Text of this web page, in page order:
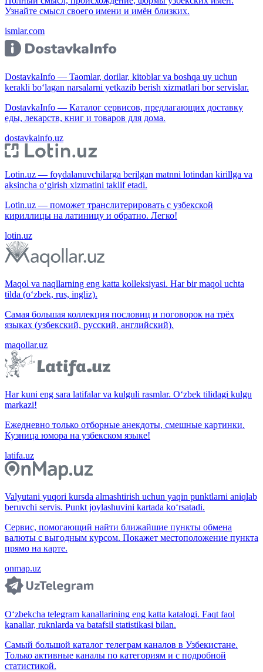
Узнайте смысл своего имени и имён близких.
ismlar.com
DostavkaInfo — Taomlar, dorilar, kitoblar va boshqa uy uchun
kerakli bo‘lagan narsalarni yetkazib berish xizmatlari bor servislar.
DostavkaInfo — Каталог сервисов, предлагающих доставку
еды, лекарств, книг и товаров для дома.
dostavkainfo.uz
Lotin.uz — foydalanuvchilarga berilgan matnni lotindan kirillga va
aksincha o‘girish xizmatini taklif etadi.
Lotin.uz — поможет транслитерировать с узбекской
кириллицы на латиницу и обратно. Легко!
lotin.uz
Maqol va naqllarning eng katta kolleksiyasi. Har bir maqol uchta
tilda (o‘zbek, rus, ingliz).
Самая большая коллекция пословиц и поговорок на трёх
языках (узбекский, русский, английский).
maqollar.uz
Har kuni eng sara latifalar va kulguli rasmlar. O‘zbek tilidagi kulgu
markazi!
Ежедневно только отборные анекдоты, смешные картинки.
Кузница юмора на узбекском языке!
latifa.uz
Valyutani yuqori kursda almashtirish uchun yaqin punktlarni aniqlab
beruvchi servis. Punkt joylashuvini kartada ko‘rsatadi.
Сервис, помогающий найти ближайшие пункты обмена
валюты с выгодным курсом. Покажет местоположение пункта
прямо на карте.
onmap.uz
O‘zbekcha telegram kanallarining eng katta katalogi. Faqt faol
kanallar, ruknlarda va batafsil statistikasi bilan.
Самый большой каталог телеграм каналов в Узбекистане.
Только активные каналы по категориям и с подробной
статистикой.